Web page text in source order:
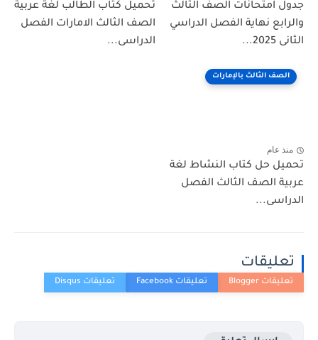
جدول امتحانات الصف الثالث
والرابع نهاية الفصل الدراسي
الثانى 2025...
تحميل كتاب الطالب لغة عربية
الصف الثالث الامارات الفصل
الدراسى...
الصف الثالث بالإمارات
منذ عام
تحميل حل كتاب النشاط لغة
عربية الصف الثالث الفصل
الدراسى...
تعليقات